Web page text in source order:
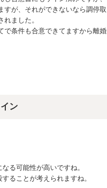
すが、それができないなら調停
ました。
条件も合意できてますから離
ン
る可能性が高いですね。
ることが考えられますね。